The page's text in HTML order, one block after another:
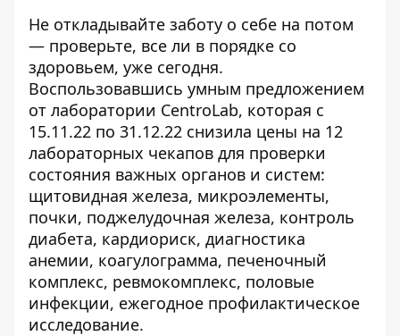
Не откладывайте заботу о себе на потом
— проверьте, все ли в порядке со
здоровьем, уже сегодня.
Воспользовавшись умным предложением
от лаборатории CentroLab, которая с
15.11.22 по 31.12.22 снизила цены на 12
лабораторных чекапов для проверки
состояния важных органов и систем:
щитовидная железа, микроэлементы,
почки, поджелудочная железа, контроль
диабета, кардиориск, диагностика
анемии, коагулограмма, печеночный
комплекс, ревмокомплекс, половые
инфекции, ежегодное профилактическое
исследование.